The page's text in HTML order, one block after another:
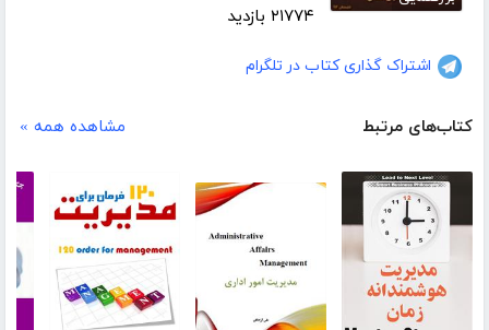
۲۱۷۷۴ بازدید
اشتراک گذاری کتاب در تلگرام
کتاب‌های مرتبط مشاهده همه »